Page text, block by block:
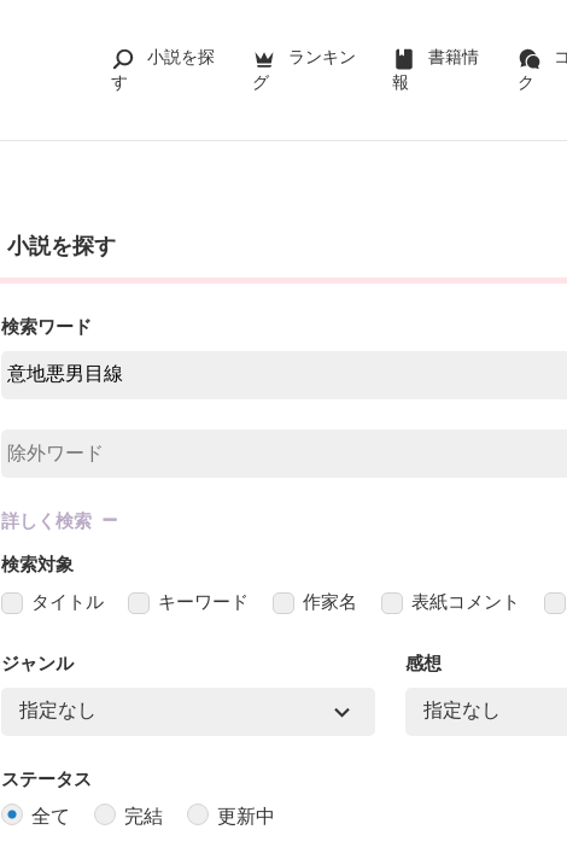
小説を探
す
ランキン
グ
書籍情
報
ク
小説を探す
検索ワード
詳しく検索
検索対象
タイトル
キーワード 作家名 表紙コメント
ジャンル 感想
ステータス
全て
完結 更新中